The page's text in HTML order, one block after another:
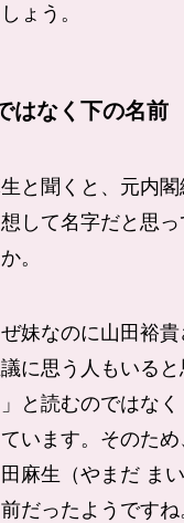
ょう。
はなく下の名前
と聞くと、元内
して名字だと思
。
妹なのに山田裕
に思う人もいる
と読むのではな
います。そのた
麻生（やまだ ま
だったようですね